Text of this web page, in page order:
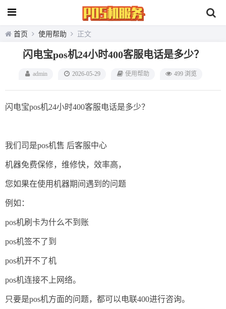
首页 使用帮助 正文
闪电宝pos机24小时400客服电话是多少？
admin 2026-05-29 使用帮助 499 浏览
闪电宝pos机24小时400客服电话是多少？
我们司是pos机售 后客服中心
机器免费保修，维修快，效率高，
您如果在使用机器期间遇到的问题
例如：
pos机刷卡为什么不到账
pos机签不了到
pos机开不了机
pos机连接不上网络。
只要是pos机方面的问题，都可以电联400进行咨询。